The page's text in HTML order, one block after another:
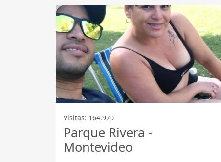
Visitas: 164.970
Parque Rivera -
Montevideo